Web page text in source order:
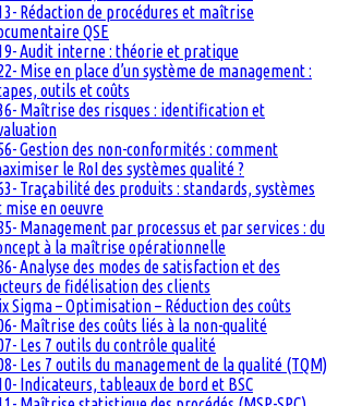
Rédaction de procédures et maîtrise
QSE
Audit interne : théorie et pratique
Mise en place d’un système de management :
outils et coûts
Maîtrise des risques : identification et
Gestion des non-conformités : comment
le RoI des systèmes qualité ?
Traçabilité des produits : standards, systèmes
mise en oeuvre
Management par processus et par services : du
à la maîtrise opérationnelle
Analyse des modes de satisfaction et des
de fidélisation des clients
Sigma – Optimisation – Réduction des coûts
Maîtrise des coûts liés à la non-qualité
Les 7 outils du contrôle qualité
Les 7 outils du management de la qualité (TQM)
Indicateurs, tableaux de bord et BSC